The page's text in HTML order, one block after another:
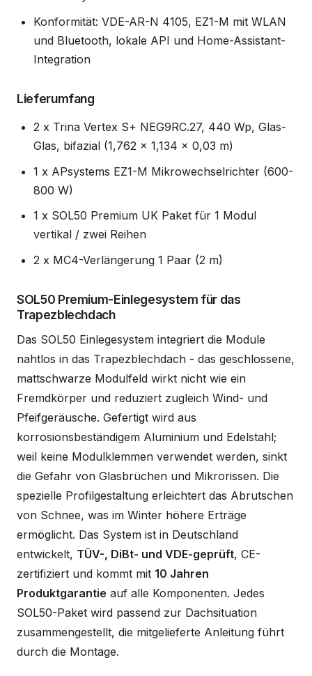
Konformität: VDE-AR-N 4105, EZ1-M mit WLAN
und Bluetooth, lokale API und Home-Assistant-
Integration
Lieferumfang
2 x Trina Vertex S+ NEG9RC.27, 440 Wp, Glas-
Glas, bifazial (1,762 x 1,134 x 0,03 m)
1 x APsystems EZ1-M Mikrowechselrichter (600-
800 W)
1 x SOL50 Premium UK Paket für 1 Modul
vertikal / zwei Reihen
2 x MC4-Verlängerung 1 Paar (2 m)
SOL50 Premium-Einlegesystem für das
Trapezblechdach
Das SOL50 Einlegesystem integriert die Module
nahtlos in das Trapezblechdach - das geschlossene,
mattschwarze Modulfeld wirkt nicht wie ein
Fremdkörper und reduziert zugleich Wind- und
Pfeifgeräusche. Gefertigt wird aus
korrosionsbeständigem Aluminium und Edelstahl;
weil keine Modulklemmen verwendet werden, sinkt
die Gefahr von Glasbrüchen und Mikrorissen. Die
spezielle Profilgestaltung erleichtert das Abrutschen
von Schnee, was im Winter höhere Erträge
ermöglicht. Das System ist in Deutschland
entwickelt, TÜV-, DiBt- und VDE-geprüft, CE-
zertifiziert und kommt mit 10 Jahren
Produktgarantie auf alle Komponenten. Jedes
SOL50-Paket wird passend zur Dachsituation
zusammengestellt, die mitgelieferte Anleitung führt
durch die Montage.